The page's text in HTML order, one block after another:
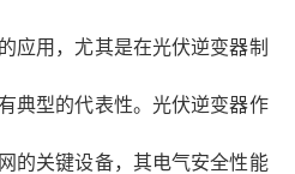
应用，尤其是在光伏逆变器制
典型的代表性。光伏逆变器作
的关键设备，其电气安全性能